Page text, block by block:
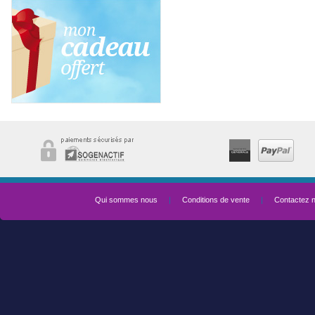
Qui sommes nous | Conditions de vente | Contactez